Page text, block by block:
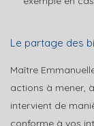
Le partage des
Maître
actions à mener,
intervient de
conforme à vos